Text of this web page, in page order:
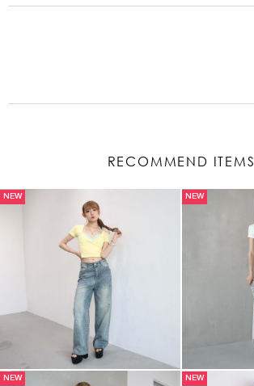
RECOMMEND ITEMS
NEW NEW
NEW NEW